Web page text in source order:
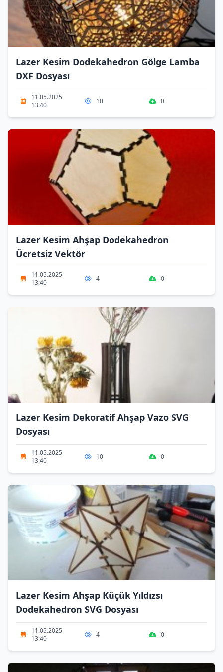
Lazer Kesim Dodekahedron Gölge Lamba
DXF Dosyası
11.05.2025
13:40
10 0
Lazer Kesim Ahşap Dodekahedron
Ücretsiz Vektör
11.05.2025
13:40
4 0
Lazer Kesim Dekoratif Ahşap Vazo SVG
Dosyası
11.05.2025
13:40
10 0
Lazer Kesim Ahşap Küçük Yıldızsı
Dodekahedron SVG Dosyası
11.05.2025
13:40
4 0